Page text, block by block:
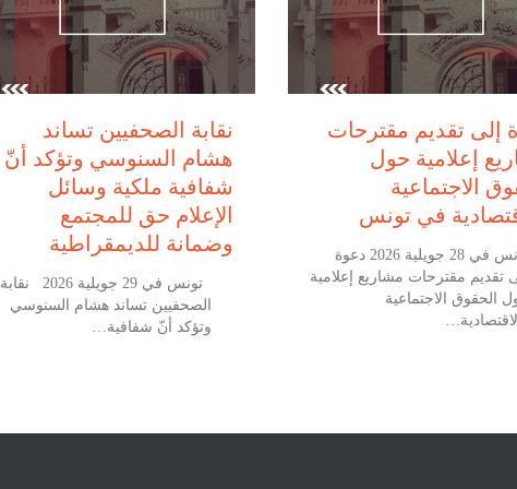
نقابة الصحفيين تساند
هشام السنوسي وتؤكد أنّ
شفافية ملكية وسائل
الإعلام حق للمجتمع
وضمانة للديمقراطية
تونس في 29 جويلية 2026 نقابة
الصحفيين تساند هشام السنوسي
وتؤكد أنّ شفافية…
إلى تقديم مقترحات
إعلامية حول
الاجتماعية
في تونس
تونس في 28 جويلية 2026 دعوة
تقديم مقترحات مشاريع إعلامية
الحقوق الاجتماعية